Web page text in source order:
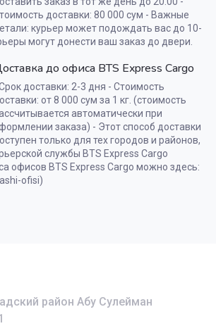
доставки: 80 000 сум - Важные
курьер может подождать вас до 10-
могут донести ваш заказ до двери.
до офиса BTS Express Cargo
доставки: 2-3 дня - Стоимость
от 8 000 сум за 1 кг. (стоимость
автоматически при
заказа) - Этот способ доставки
только для тех городов и районов,
службы BTS Express Cargo
офисов BTS Express Cargo можно здесь:
ofisi)
район Абу Сулейман